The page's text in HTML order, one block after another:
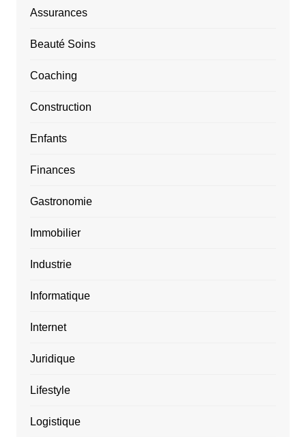
Assurances
Beauté Soins
Coaching
Construction
Enfants
Finances
Gastronomie
Immobilier
Industrie
Informatique
Internet
Juridique
Lifestyle
Logistique